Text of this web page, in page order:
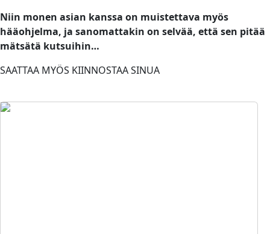
Niin monen asian kanssa on muistettava myös
hääohjelma, ja sanomattakin on selvää, että sen pitää
mätsätä kutsuihin…
SAATTAA MYÖS KIINNOSTAA SINUA